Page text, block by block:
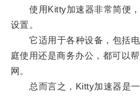
使用Kitty加速器非常简便，
设置。
它适用于各种设备，包括电
庭使用还是商务办公，都可以
网。
总而言之，Kitty加速器是一